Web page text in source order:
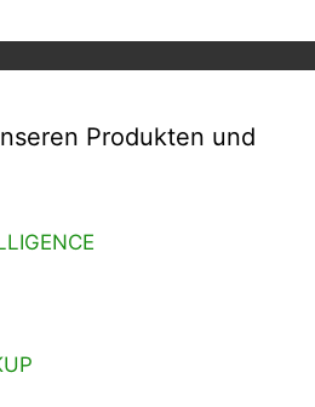
Produkten und